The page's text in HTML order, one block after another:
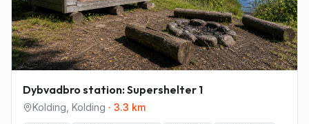
Dybvadbro station: Supershelter 1
Kolding Kolding · 3.3 km